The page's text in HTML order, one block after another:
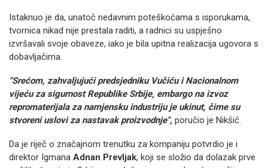
Istaknuo je da, unatoč nedavnim poteškoćama s isporukama,
tvornica nikad nije prestala raditi, a radnici su uspješno
izvršavali svoje obaveze, iako je bila upitna realizacija ugovora s
dobavljačima.
"Srećom, zahvaljujući predsjedniku Vučiću i Nacionalnom
vijeću za sigurnost Republike Srbije, embargo na izvoz
repromaterijala za namjensku industriju je ukinut, čime su
stvoreni uslovi za nastavak proizvodnje", poručio je Nikšić.
Da je riječ o značajnom trenutku za kompaniju potvrdio je i
direktor Igmana Adnan Prevljak, koji se složio da dolazak prve